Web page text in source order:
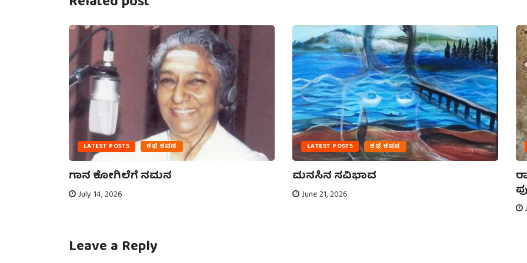
LATEST POSTS ಕಥೆ ಕವನ
ಗಾನ ಕೋಗಿಲೆಗೆ ನಮನ
July 14, 2026
LATEST POSTS ಕಥೆ ಕವನ
ಮನಸಿನ ಸವಿಭಾವ
June 21, 2026
Leave a Reply